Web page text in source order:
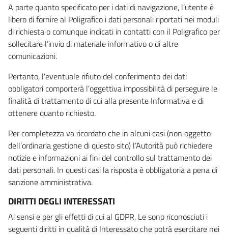
A parte quanto specificato per i dati di navigazione, l’utente è
libero di fornire al Poligrafico i dati personali riportati nei moduli
di richiesta o comunque indicati in contatti con il Poligrafico per
sollecitare l’invio di materiale informativo o di altre
comunicazioni.
Pertanto, l’eventuale rifiuto del conferimento dei dati
obbligatori comporterà l’oggettiva impossibilità di perseguire le
finalità di trattamento di cui alla presente Informativa e di
ottenere quanto richiesto.
Per completezza va ricordato che in alcuni casi (non oggetto
dell’ordinaria gestione di questo sito) l’Autorità può richiedere
notizie e informazioni ai fini del controllo sul trattamento dei
dati personali. In questi casi la risposta è obbligatoria a pena di
sanzione amministrativa.
DIRITTI DEGLI INTERESSATI
Ai sensi e per gli effetti di cui al GDPR, Le sono riconosciuti i
seguenti diritti in qualità di Interessato che potrà esercitare nei